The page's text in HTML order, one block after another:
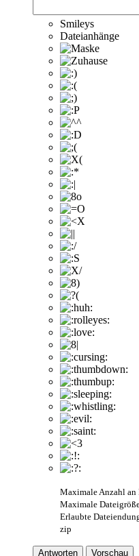
Smileys
Dateianhänge
Maximale Anzahl an
Maximale
Erlaubte
zip
Antworten Vorschau